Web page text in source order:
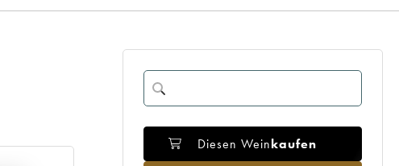
Diesen Weinkaufen